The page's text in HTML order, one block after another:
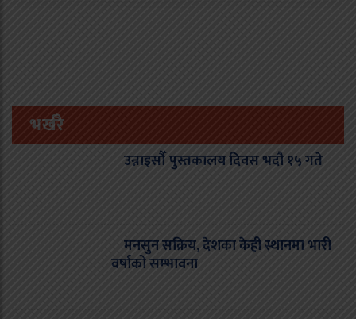
भर्खरै
उन्नाइसौँ पुस्तकालय दिवस भदौ १५ गते
मनसुन सक्रिय, देशका केही स्थानमा भारी
वर्षाको सम्भावना